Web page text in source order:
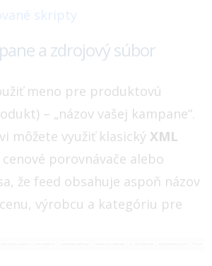
skripty
a zdrojový súbor
meno pre produktovú
– „názov vašej kampane“.
môžete využiť klasický XML
porovnávače alebo
že feed obsahuje aspoň názov
výrobcu a kategóriu pre